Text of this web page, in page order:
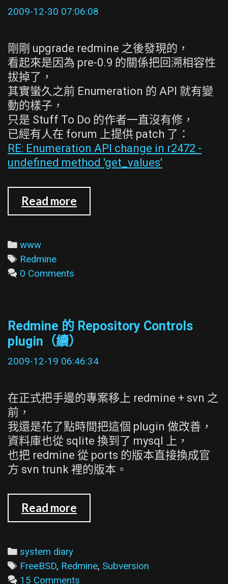
2009-12-30 07:06:08
剛剛 upgrade redmine 之後發現的，
看起來是因為 pre-0.9 的關係把回溯相容性
拔掉了，
其實蠻久之前 Enumeration 的 API 就有變
動的樣子，
只是 Stuff To Do 的作者一直沒有修，
已經有人在 forum 上提供 patch 了：
RE: Enumeration API change in r2472 -
undefined method 'get_values'
Read more
的
version
會
題
Categories
www
Tags
Redmine
0 Comments
Redmine 的 Repository Controls
plugin（續）
2009-12-19 06:46:34
在正式把手邊的專案移上 redmine + svn 之
前，
我還是花了點時間把這個 plugin 做改善，
資料庫也從 sqlite 換到了 mysql 上，
也把 redmine 從 ports 的版本直接換成官
方 svn trunk 裡的版本。
Read more
的
plugin（續）
Categories
system diary
Tags
FreeBSD, Redmine, Subversion
15 Comments